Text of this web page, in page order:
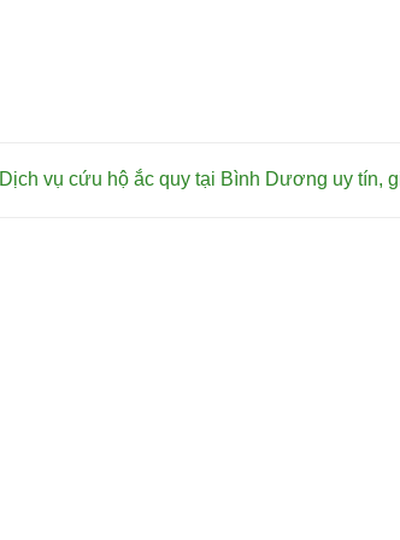
Dịch vụ cứu hộ ắc quy tại Bình Dương uy tín,